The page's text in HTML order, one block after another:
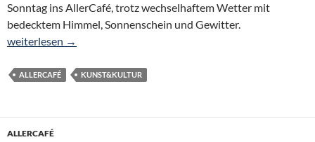
Sonntag ins AllerCafé, trotz wechselhaftem Wetter mit
bedecktem Himmel, Sonnenschein und Gewitter.
5. Kunstausstellung eröffnet | Besonderes Kunstwerk im Mai
weiterlesen →
ALLERCAFÉ KUNST&KULTUR
ALLERCAFÉ